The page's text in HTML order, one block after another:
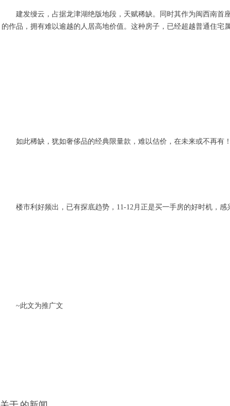
建发缦云，占据龙津湖绝版地段，天赋稀缺。同时其作为闽西南
的作品，拥有难以逾越的人居高地价值。这种房子，已经超越普通住宅
如此稀缺，犹如奢侈品的经典限量款，难以估价，在未来或不再有
楼市利好频出，已有探底趋势，11-12月正是买一手房的好时机，
~此文为推广文